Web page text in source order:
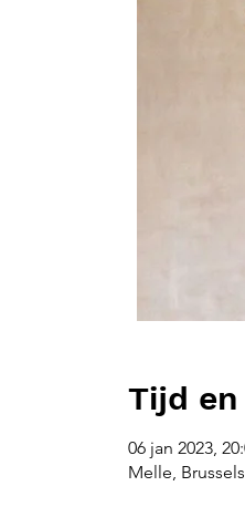
Tijd
06 jan 2023,
Melle,